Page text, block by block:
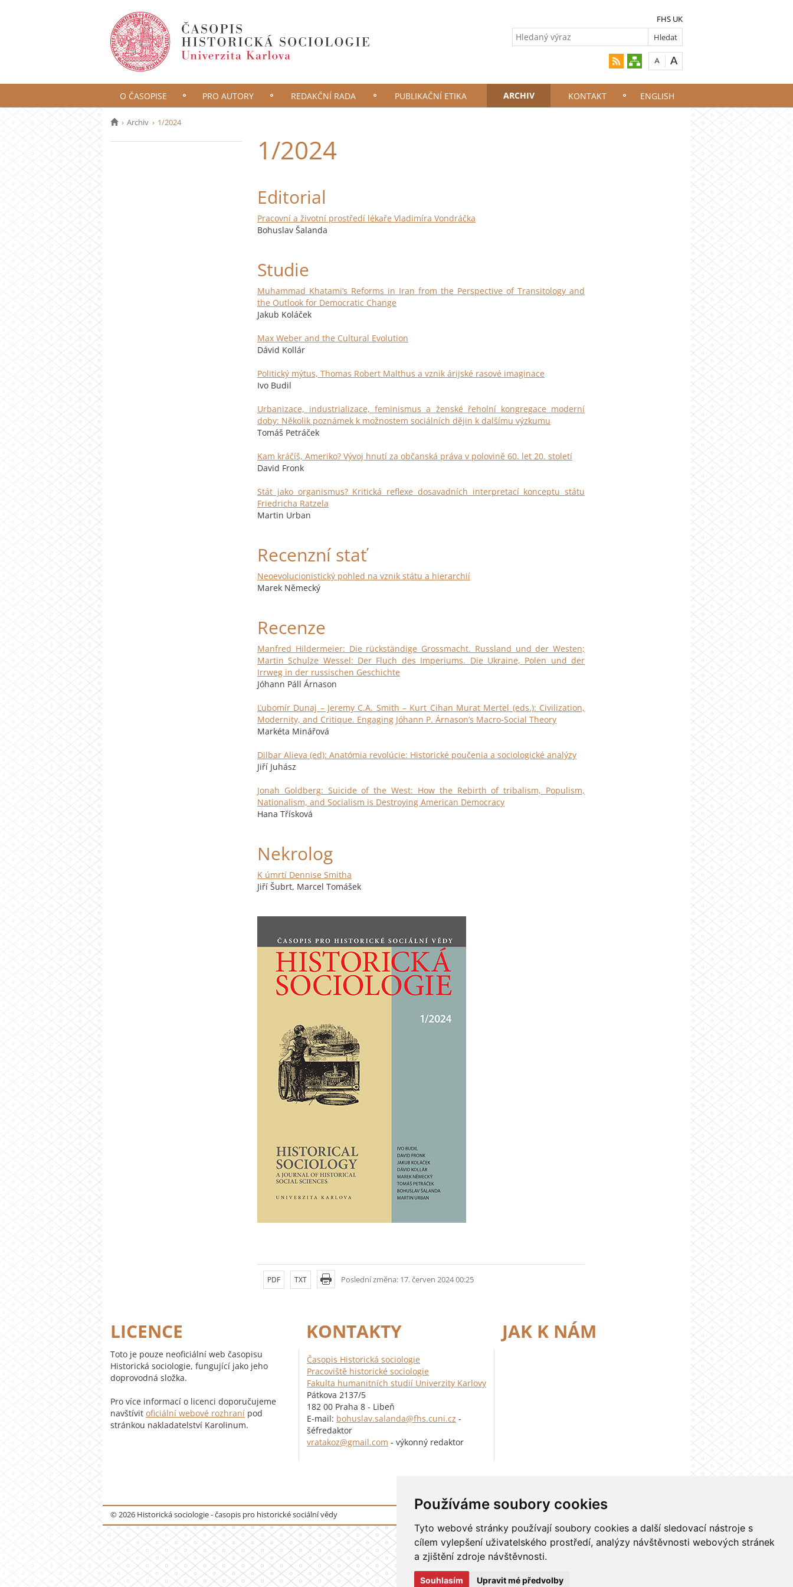
Používáme soubory cookies
Tyto webové stránky používají soubory cookies a další sledovací nástroje s
cílem vylepšení uživatelského prostředí, analýzy návštěvnosti webových stránek
a zjištění zdroje návštěvnosti.
Souhlasím Upravit mé předvolby
FHS UK
O ČASOPISE PRO AUTORY REDAKČNÍ RADA PUBLIKAČNÍ ETIKA ARCHIV KONTAKT ENGLISH
Archiv 1/2024
1/2024
Editorial
Pracovní a životní prostředí lékaře Vladimíra Vondráčka
Bohuslav Šalanda
Studie
Muhammad Khatami’s Reforms in Iran from the Perspective of Transitology and
the Outlook for Democratic Change
Jakub Koláček
Max Weber and the Cultural Evolution
Dávid Kollár
Politický mýtus, Thomas Robert Malthus a vznik árijské rasové imaginace
Ivo Budil
Urbanizace, industrializace, feminismus a ženské řeholní kongregace moderní
doby: Několik poznámek k možnostem sociálních dějin k dalšímu výzkumu
Tomáš Petráček
Kam kráčíš, Ameriko? Vývoj hnutí za občanská práva v polovině 60. let 20. století
David Fronk
Stát jako organismus? Kritická reflexe dosavadních interpretací konceptu státu
Friedricha Ratzela
Martin Urban
Recenzní stať
Neoevolucionistický pohled na vznik státu a hierarchií
Marek Německý
Recenze
Manfred Hildermeier: Die rückständige Grossmacht. Russland und der Westen;
Martin Schulze Wessel: Der Fluch des Imperiums. Die Ukraine, Polen und der
Irrweg in der russischen Geschichte
Jóhann Páll Árnason
Ľubomír Dunaj – Jeremy C.A. Smith – Kurt Cihan Murat Mertel (eds.): Civilization,
Modernity, and Critique. Engaging Jóhann P. Árnason’s Macro-Social Theory
Markéta Minářová
Dilbar Alieva (ed): Anatómia revolúcie: Historické poučenia a sociologické analýzy
Jiří Juhász
Jonah Goldberg: Suicide of the West: How the Rebirth of tribalism, Populism,
Nationalism, and Socialism is Destroying American Democracy
Hana Třísková
Nekrolog
K úmrtí Dennise Smitha
Jiří Šubrt, Marcel Tomášek
Poslední změna: 17. červen 2024 00:25
PDF TXT
LICENCE
Toto je pouze neoficiální web časopisu
Historická sociologie, fungující jako jeho
doprovodná složka.
Pro více informací o licenci doporučujeme
navštívit oficiální webové rozhraní pod
stránkou nakladatelství Karolinum.
KONTAKTY
Časopis Historická sociologie
Pracoviště historické sociologie
Fakulta humanitních studií Univerzity Karlovy
Pátkova 2137/5
182 00 Praha 8 - Libeň
E-mail: bohuslav.salanda@fhs.cuni.cz -
šéfredaktor
vratakoz@gmail.com - výkonný redaktor
JAK K NÁM
© 2026 Historická sociologie - časopis pro historické sociální vědy